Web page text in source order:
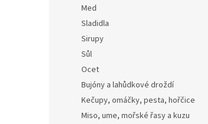
Med
Sladidla
Sirupy
Sůl
Ocet
Bujóny a lahůdkové droždí
Kečupy, omáčky, pesta, hořčice
Miso, ume, mořské řasy a kuzu